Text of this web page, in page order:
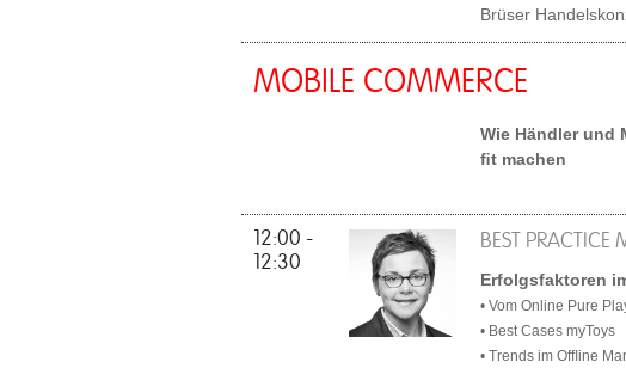
Brüser
MOBILE COMMERCE
Wie Händler und
ﬁt machen
12:00 -
12:30
BEST PRACTICE
Erfolgsfaktoren
• Vom Online Pure
• Best Cases myToys
• Trends im Ofﬂine